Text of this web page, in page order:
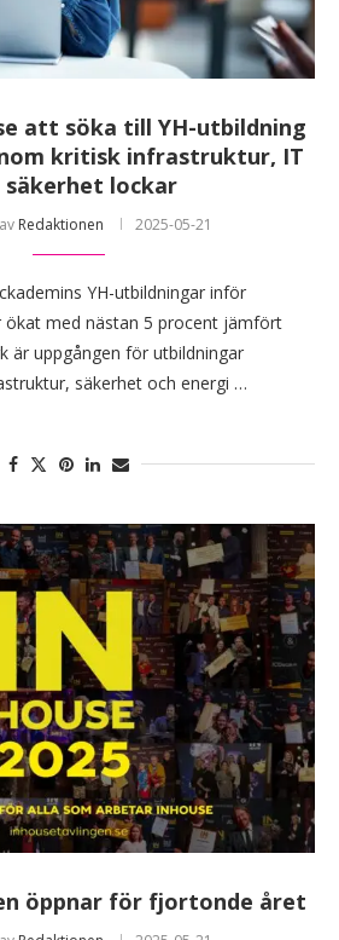
att söka till YH-utbildning
kritisk infrastruktur, IT
säkerhet lockar
Redaktionen 2025-05-21
YH-utbildningar inför
ökat med nästan 5 procent jämfört
är uppgången för utbildningar
säkerhet och energi …
öppnar för fjortonde året